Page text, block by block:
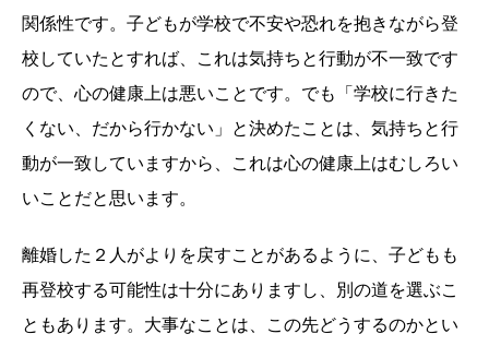
関係性です。子どもが学校で不安や恐れを抱きながら登
校していたとすれば、これは気持ちと行動が不一致です
ので、心の健康上は悪いことです。でも「学校に行きた
くない、だから行かない」と決めたことは、気持ちと行
動が一致していますから、これは心の健康上はむしろい
いことだと思います。
離婚した２人がよりを戻すことがあるように、子どもも
再登校する可能性は十分にありますし、別の道を選ぶこ
ともあります。大事なことは、この先どうするのかとい